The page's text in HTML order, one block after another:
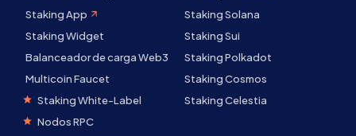
Staking App
Staking Widget
Balanceador de carga Web3
Multicoin Faucet
Staking White-Label
Nodos RPC
Staking Solana
Staking Sui
Staking Polkadot
Staking Cosmos
Staking Celestia